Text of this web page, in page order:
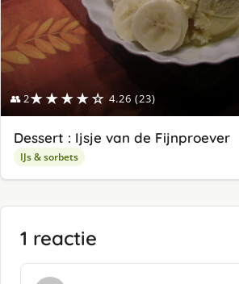
👥 2★★★★☆ 4.26 (23)
Dessert : Ijsje van de Fijnproever
IJs & sorbets
1 reactie